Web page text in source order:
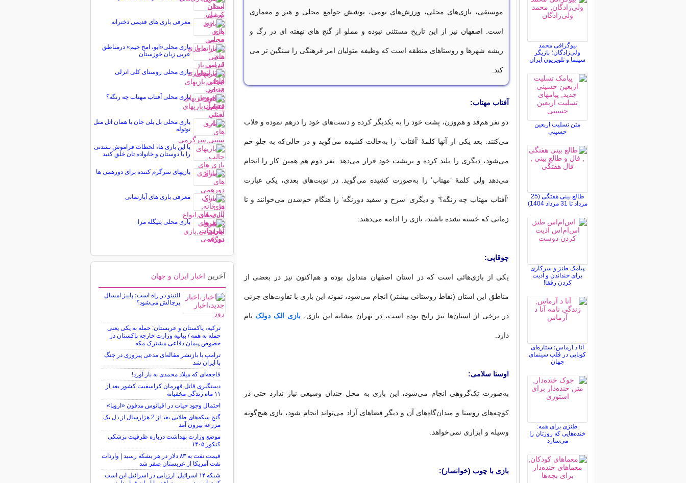
موسیقی، بازی‌های محلی، ورزش‌های بومی، پوشش جوامع محلی و هنر و معماری
است. اصفهان نیز از این تاریخ مستثنی نبوده و مملو از گنج های نهفته ای در رگ و
ریشه شهرها و روستاهای منطقه است که وظیفه متولیان امر فرهنگی را سنگین تر می
کند.
آفتاب مهتاب:
دو نفر هم‌قد و هم‌وزن، پشت خود را به یکدیگر کرده و دست‌هاى خود را درهم نموده و قلاب
مى‌کنند. بعد یکى از آنها کلمهٔ ‘آفتاب’ را به‌حالت کشیده مى‌گوید و در حالى‌که به جلو خم
مى‌شود، دیگرى را بلند کرده و برپشت خود قرار مى‌دهد. نفر دوم هم همین کار را انجام
مى‌دهد ولى کلمهٔ ‘مهتاب’ را به‌صورت کشیده مى‌گوید. در نوبت‌هاى بعدی، یکى عبارت
‘آفتاب مهتاب چه رنگه؟’ و دیگرى ‘سرخ و سفید دورنگه’ را هنگام خم‌شدن مى‌خوانند و تا
زمانى که خسته نشده باشند، بازى را ادامه مى‌دهند.
چوقاپى:
يکى از بازى‌هائى است که در استان اصفهان متداول بوده و هم‌اکنون نيز در بعضى از
مناطق اين استان (نقاط روستائى بيشتر) انجام مى‌شود، نمونه اين بازى با تفاوت‌هاى جزئى
در برخى از استان‌ها نيز رايج بوده است، در تهران مشابه اين بازی،بازی الک دولک نام
دارد.
اوستا سلامى:
به‌صورت تک‌گروهى انجام مى‌شود، اين بازى به محل چندان وسيعى نياز ندارد حتى در
کوچه‌هاى روستا و ميدان‌گاه‌هاى آن و ديگر فضاهاى آزاد مى‌تواند انجام شود، بازى هيچ‌گونه
وسيله و ابزارى نمى‌خواهد.
بازى با چوب (خوانسار):
بیوگرافی محمد
ولی‌زادگان؛ بازیگر
سینما و تلویزیون ایران
متن تسلیت اربعین
حسینی
طالع بینی هفتگی (25
مرداد تا 31 مرداد 1404)
پیامک طنز و سرکاری
برای خنداندن و اذیت
کردن رفقا!
آنا د آرماس؛ ستاره‌ای
کوبایی در قلب سینمای
جهان
طنزی برای همه:
خنده‌هایی که روزتان را
می‌سازد
معرفی بازی های قدیمی دخترانه
بازی محلی«ابو، امح جیم» درمناطق
عربى زبان خوزستان
بازی محلی روستای کلی انزلی
بازی محلی آفتاب مهتاب چه رنگه؟
بازی محلی بل بلی جان یا همان اتل متل
توتوله
با این بازی ها، لحظات فراموش نشدنی
را با دوستان و خانواده تان خلق کنید
بازیهای سرگرم کننده برای دورهمی ها
معرفی بازی های آپارتمانی
بازی محلی پتیگله مزا
آخرین اخبار ایران و جهان
النینو در راه است؛ پاییز امسال
پرچالش می‌شود؟
ترکیه، پاکستان و عربستان: حمله به یکی یعنی
حمله به همه / بیانیه وزارت خارجه پاکستان در
خصوص پیمان دفاعی مشترک مکه
ترامپ با بازنشر مقاله‌ای مدعی پیروزی در جنگ
با ایران شد
فاجعه‌ای که میلاد محمدی به بار آورد!
دستگیری قاتل قهرمان کراسفیت کشور بعد از
۱۱ ماه زندگی مخفیانه
احتمال وجود حیات در اقیانوس مدفون «اروپا»
گنج سکه‌های طلایی بعد از 2 هزارسال از دل یک
مزرعه بیرون آمد
موضع وزارت بهداشت درباره ظرفیت پزشکی
کنکور ۱۴۰۵
قیمت نفت به ۸۳ دلار در هر بشکه رسید | واردات
نفت آمریکا از عربستان صفر شد
شبکه ۱۴ اسرائیل: ارزیابی در اسرائیل این است